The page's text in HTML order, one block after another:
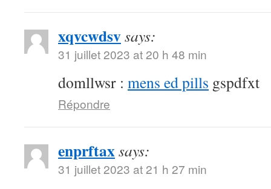
xqvcwdsvsays:
31 juillet 2023 at 20 h 48 min
domllwsr : mens ed pills gspdfxt
Répondre
enprftaxsays:
31 juillet 2023 at 21 h 27 min